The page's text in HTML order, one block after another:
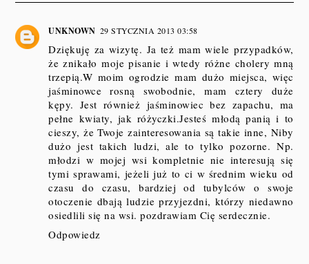
UNKNOWN 29 STYCZNIA 2013 03:58
Dziękuję za wizytę. Ja też mam wiele przypadków,
że znikało moje pisanie i wtedy różne cholery mną
trzepią.W moim ogrodzie mam dużo miejsca, więc
jaśminowce rosną swobodnie, mam cztery duże
kępy. Jest również jaśminowiec bez zapachu, ma
pełne kwiaty, jak różyczki.Jesteś młodą panią i to
cieszy, że Twoje zainteresowania są takie inne, Niby
dużo jest takich ludzi, ale to tylko pozorne. Np.
młodzi w mojej wsi kompletnie nie interesują się
tymi sprawami, jeżeli już to ci w średnim wieku od
czasu do czasu, bardziej od tubylców o swoje
otoczenie dbają ludzie przyjezdni, którzy niedawno
osiedlili się na wsi. pozdrawiam Cię serdecznie.
Odpowiedz